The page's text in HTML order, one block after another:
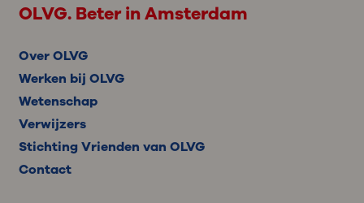
OLVG. Beter in Amsterdam
Over OLVG
Werken bij OLVG
Wetenschap
Verwijzers
Stichting Vrienden van OLVG
Contact